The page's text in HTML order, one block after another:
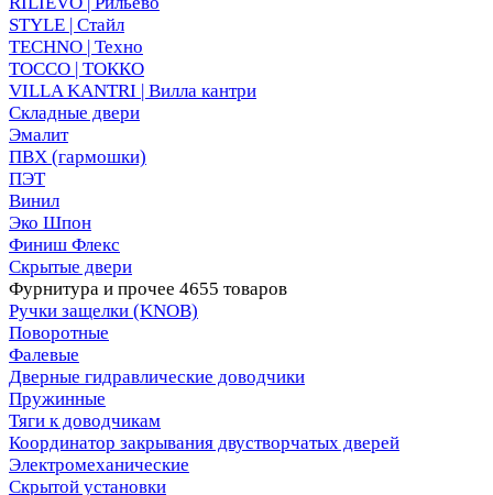
STYLE | Стайл
TECHNO | Техно
TOCCO | ТОККО
VILLA KANTRI | Вилла кантри
Складные двери
Эмалит
ПВХ (гармошки)
ПЭТ
Винил
Эко Шпон
Финиш Флекс
Скрытые двери
Фурнитура и прочее 4655 товаров
Ручки защелки (KNOB)
Поворотные
Фалевые
Дверные гидравлические доводчики
Пружинные
Тяги к доводчикам
Координатор закрывания двустворчатых дверей
Электромеханические
Скрытой установки